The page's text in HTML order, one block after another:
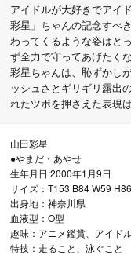
アイドルが大好きでアイ
彩星」ちゃんの記念すべ
わってくるような姿はと
ず全力で守ってあげたく
彩星ちゃんは、恥ずかし
ッシュさとギリギリ露出
れたツボを押さえた表現
山田彩星
●やまだ・あやせ
生年月日:2000年1月9日
サイズ：T153 B84 W59 H86
出身地：神奈川県
血液型：O型
趣味：アニメ鑑賞、アイド
特技：走ること、泳ぐこと